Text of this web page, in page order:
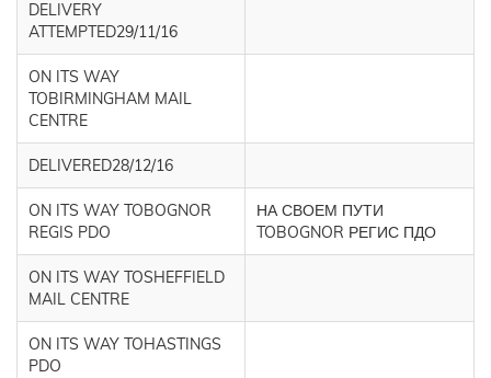
DELIVERY
ATTEMPTED29/11/16
ON ITS WAY
TOBIRMINGHAM MAIL
CENTRE
DELIVERED28/12/16
ON ITS WAY TOBOGNOR
REGIS PDO
НА СВОЕМ ПУТИ
TOBOGNOR РЕГИС ПДО
ON ITS WAY TOSHEFFIELD
MAIL CENTRE
ON ITS WAY TOHASTINGS
PDO